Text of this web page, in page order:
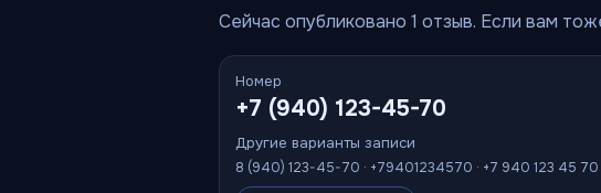
Сейчас опубликовано 1 отзыв. Если вам
Номер
+7 (940) 123-45-70
Другие варианты записи
8 (940) 123-45-70 · +79401234570 · +7 940 123 45